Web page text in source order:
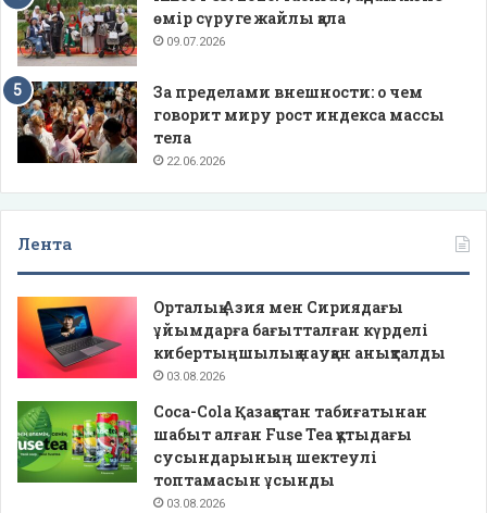
өмір сүруге жайлы қала
09.07.2026
За пределами внешности: о чем
говорит миру рост индекса массы
тела
22.06.2026
Лента
Орталық Азия мен Сириядағы
ұйымдарға бағытталған күрделі
кибертыңшылық науқан анықталды
03.08.2026
Coca-Cola Қазақстан табиғатынан
шабыт алған Fuse Tea құтыдағы
сусындарының шектеулі
топтамасын ұсынды
03.08.2026